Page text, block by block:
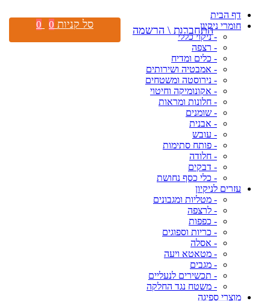
דף הבית
חומרי ניקיון
- ניקוי כללי
- רצפה
- כלים ומדיח
- אמבטיה ושירותים
- נירוסטה ומשטחים
- אקונומיקה וחיטוי
- חלונות ומראות
- שומנים
- אבנית
- עובש
- פותח סתימות
- חלודה
- דבקים
- כלי כסף נחושת
עזרים לניקיון
- מטליות ומגבונים
- לרצפה
- כפפות
- כריות וספוגים
- אסלה
- מטאטא ויעה
- מגבים
- תכשירים לנעליים
- משטח נגד החלקה
מוצרי ספיגה
התחברות \ הרשמה סל קניות 0
0